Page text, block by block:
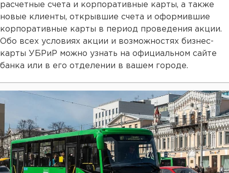
расчетные счета и корпоративные карты, а также
новые клиенты, открывшие счета и оформившие
корпоративные карты в период проведения акции.
Обо всех условиях акции и возможностях бизнес-
карты УБРиР можно узнать на официальном сайте
банка или в его отделении в вашем городе.